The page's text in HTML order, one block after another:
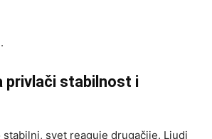
privlači stabilnost i
stabilni, svet reaguje drugačije. Ljudi